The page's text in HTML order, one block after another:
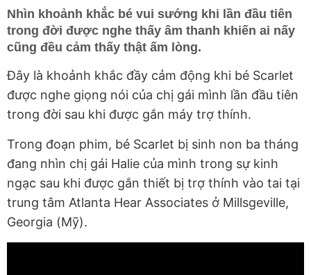
Nhìn khoảnh khắc bé vui sướng khi lần đầu tiên
trong đời được nghe thấy âm thanh khiến ai nấy
cũng đều cảm thấy thật ấm lòng.
Đây là khoảnh khắc đầy cảm động khi bé Scarlet
được nghe giọng nói của chị gái mình lần đầu tiên
trong đời sau khi được gắn máy trợ thính.
Trong đoạn phim, bé Scarlet bị sinh non ba tháng
đang nhìn chị gái Halie của mình trong sự kinh
ngạc sau khi được gắn thiết bị trợ thính vào tai tại
trung tâm Atlanta Hear Associates ở Millsgeville,
Georgia (Mỹ).